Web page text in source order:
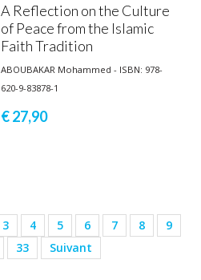
A Reflection on the Culture
of Peace from the Islamic
Faith Tradition
ABOUBAKAR Mohammed - ISBN: 978-
620-9-83878-1
€ 27,90
3 4 5 6 7 8
9
33 Suivant